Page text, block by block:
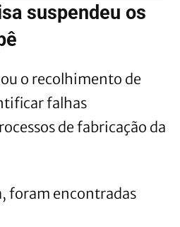
suspendeu os
o recolhimento de
falhas
de fabricação da
foram encontradas